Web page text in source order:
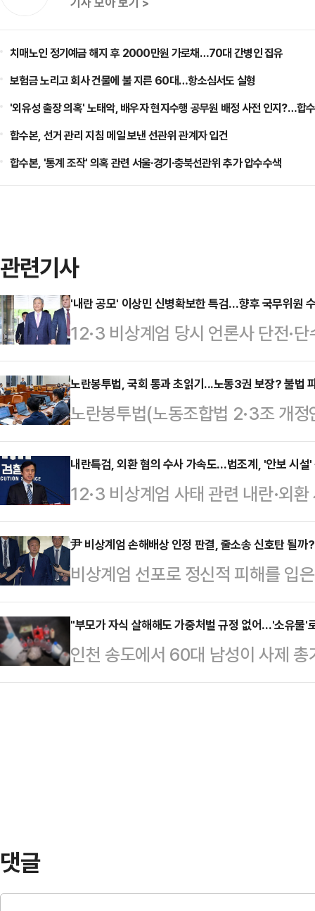
치매노인 정기예금 해지 후 2000만원 가로채…70대 간병인 집유
보험금 노리고 회사 건물에 불 지른 60대…항소심서도 실형
'외유성 출장 의혹' 노태악, 배우자 현지수행 공무원 배정 사전 인지?…합
합수본, 선거 관리 지침 메일 보낸 선관위 관계자 입건
합수본, '통계 조작' 의혹 관련 서울·경기·충북선관위 추가 압수수색
관련기사
'내란 공모' 이상민 신병확보한 특검…향후 국무위원
12·3 비상계엄 당시 언론사 단전·
행정안전부 장관이 1일 구속됐다.
는 국무위원들에 대한 특검팀 수사
성립 여부를 집중적으로 수사할 것
전 법무부 장관과 한덕수 전 총리
엄을 주도적으로 행했는지 여부 파
계에 따르면 서울중앙지법 정재욱
의 구속 전 피의자…
노란봉투법, 국회 통과 초읽기...노동3권 보장? 불법
노란봉투법(노동조합법 2·3조 개
를 통과할 것으로 보이는 가운데 노
지고 있다.노동 3권(단결권, 단체
다는 평가도 나오지만 불법 쟁의 행
기업보다는 노조의 입김이 더욱 세
관계 및 향후 이뤄질 법적 공방에
다.29일 법조계와 정치권에 따르면
전체회의를 통과해 이르…
내란특검, 외환 혐의 수사 가속도…법조계, '안보 시설
12·3 비상계엄 사태 관련 내란·외
(특검)팀이 주요 수사 대상 중 하나
주한미군과 우리 공군이 함께 사용
수색하는 등 국가 안보와 관련한 사
계 내부에서도 우려가 나온다.29일
일 오산 공군기지 내 레이더 시설을
하고 있는 오산 공군기지 레이더시
10월 평양 무인기…
尹 비상계엄 손해배상 인정 판결, 줄소송 신호탄 될
비상계엄 선포로 정신적 피해를 입
의 위자료를 지급해야 한다는 법원
에 미칠 영향이 주목된다. 법조계에
이고 일반 시민들이 직접적인 손해
상당한 인과관계가 있었는지 의문
"부모가 자식 살해해도 가중처벌 규정 없어…'소유
인천 송도에서 60대 남성이 사제
데, 자식이 부모를 살해하는 경우와
댓글